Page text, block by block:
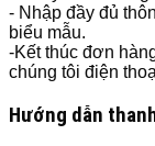
- Nhập đầy đủ
biểu mẫu.
-Kết thúc đơn
chúng tôi điện
Hướng dẫn